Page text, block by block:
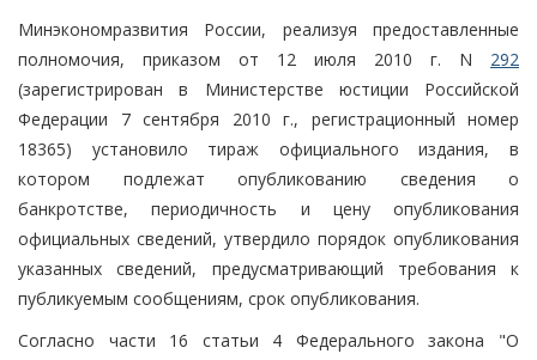
Минэкономразвития России, реализуя предоставленные
полномочия, приказом от 12 июля 2010 г. N 292
(зарегистрирован в Министерстве юстиции Российской
Федерации 7 сентября 2010 г., регистрационный номер
18365) установило тираж официального издания, в
котором подлежат опубликованию сведения о
банкротстве, периодичность и цену опубликования
официальных сведений, утвердило порядок опубликования
указанных сведений, предусматривающий требования к
публикуемым сообщениям, срок опубликования.
Согласно части 16 статьи 4 Федерального закона "О